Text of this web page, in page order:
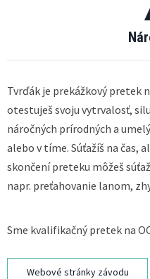
Tvrďák je prekážkový pretek
otestuješ svoju vytrvalosť,
náročných prírodných a
alebo v tíme. Súťažíš na čas,
skončení preteku môžeš
napr. preťahovanie lanom,
Sme kvalifikačný pretek na
Webové stránky závodu